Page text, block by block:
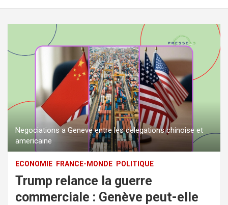
Negociations a Geneve entre les delegations chinoise et
americaine
ECONOMIE FRANCE-MONDE POLITIQUE
Trump relance la guerre
commerciale : Genève peut-elle